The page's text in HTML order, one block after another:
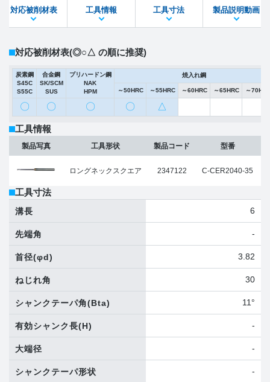
STEPファイル DXFファイル
対応被削材表 工具情報 工具寸法 製品説明動画
対応被削材表(◎○△ の順に推奨)
炭素鋼
S45C
S55C
合金鋼
SK/SCM
SUS
プリハードン鋼
NAK
HPM
焼入れ鋼
～50HRC ～55HRC ～60HRC ～65HRC ～
〇 〇 〇 〇 △
工具情報
製品写真 工具形状
ロングネックスクエア
製品コード
2347122
型番
C-CER2040-35
工具寸法
溝長 6
先端角 -
首径(φd) 3.82
ねじれ角 30
シャンクテーパ角(Bta) 11°
有効シャンク長(H) -
大端径 -
シャンクテーパ形状 -